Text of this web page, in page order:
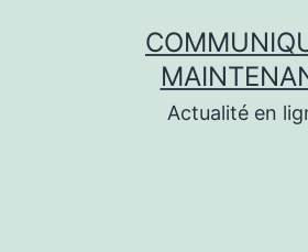
Actualité en